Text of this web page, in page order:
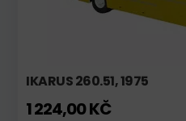
IKARUS 260.51, 1975
1 224,00 KČ